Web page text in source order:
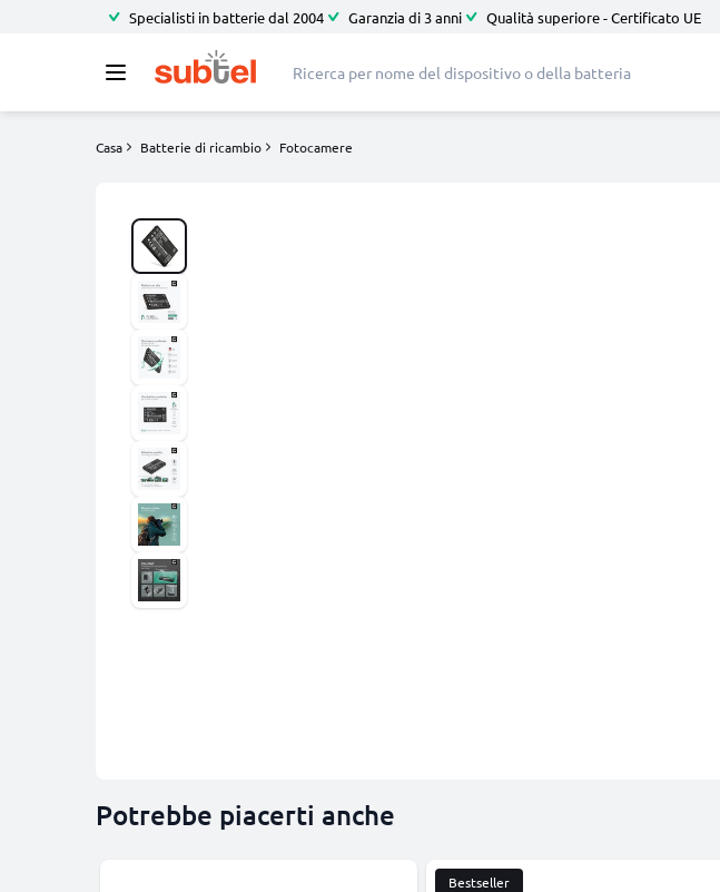
Specialisti in batterie dal 2004 Garanzia di 3 anni Qualità superiore - Certificato UE
Casa Batterie di ricambio Fotocamere
Potrebbe piacerti anche
Bestseller